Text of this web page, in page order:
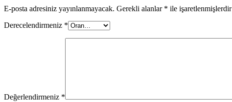
E-posta adresiniz yayınlanmayacak. Gerekli alanlar * ile işaretlenmişlerdir
Derecelendirmeniz *
Değerlendirmeniz *